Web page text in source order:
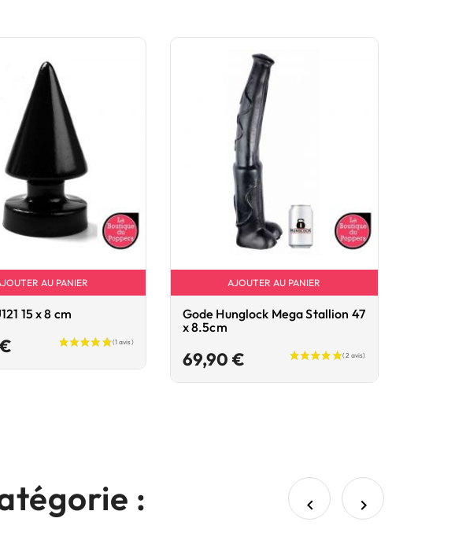
AU PANIER
15 x 8 cm
Prix
AJOUTER AU PANIER
Gode Hunglock Mega Stallion 47
x 8.5cm
69,90 €Prix
:  